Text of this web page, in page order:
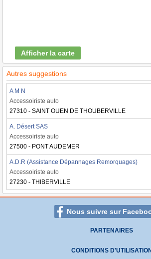
Afficher la carte
Autres suggestions
A M N
Accessoiriste auto
27310 - SAINT OUEN DE THOUBERVILLE
A. Désert SAS
Accessoiriste auto
27500 - PONT AUDEMER
A.D.R (Assistance Dépannages Remorquages)
Accessoiriste auto
27230 - THIBERVILLE
Nous suivre sur
PARTENAIRES
CONDITIONS D'UTILISATION